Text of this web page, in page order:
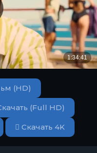
(HD)
(Full HD)
Скачать 4K